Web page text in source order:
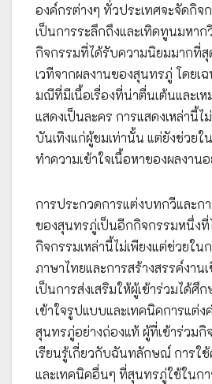
องค์กรต่างๆ ทั่วประเทศจะจัดกิจ
เป็นการระลึกถึงและเทิดทูนมหา
กิจกรรมที่ได้รับความนิยมมากที่สุ
เวทีจากผลงานของสุนทรภู่ โดยเ
มณีที่มีเนื้อเรื่องที่น่าตื่นเต้นและเ
แสดงเป็นละคร การแสดงเหล่านี้ไ
บันเทิงแก่ผู้ชมเท่านั้น แต่ยังช่วยใ
ทำความเข้าใจเนื้อหาของผลงาน
การประกวดการแต่งบทกวีและกา
ของสุนทรภู่เป็นอีกกิจกรรมหนึ่ง
กิจกรรมเหล่านี้ไม่เพียงแต่ช่วยใ
ภาษาไทยและการสร้างสรรค์งาน
เป็นการส่งเสริมให้ผู้เข้าร่วมได้ศึ
เข้าใจรูปแบบและเทคนิคการแต่
สุนทรภู่อย่างถ่องแท้ ผู้ที่เข้าร่วมกิ
เรียนรู้เกี่ยวกับฉันทลักษณ์ การใช้
และเทคนิคอื่นๆ ที่สุนทรภู่ใช้ในกา